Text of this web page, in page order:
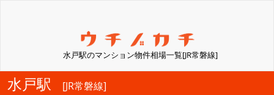
水戸駅のマンション物件相場一覧[JR常磐線]
水戸駅
[JR常磐線]